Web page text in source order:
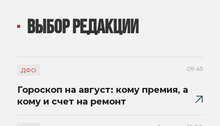
ВЫБОР РЕДАКЦИИ
ДФО 09:45
Гороскоп на август: кому премия, а
кому и счет на ремонт